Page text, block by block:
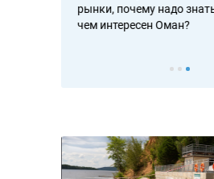
рынки, почему надо
чем интересен Оман?